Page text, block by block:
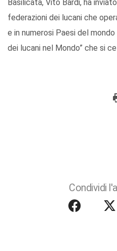
Basilicata, Vito Bardi, ha
federazioni dei lucani che
e in numerosi Paesi del
dei lucani nel Mondo” che si
Condividi